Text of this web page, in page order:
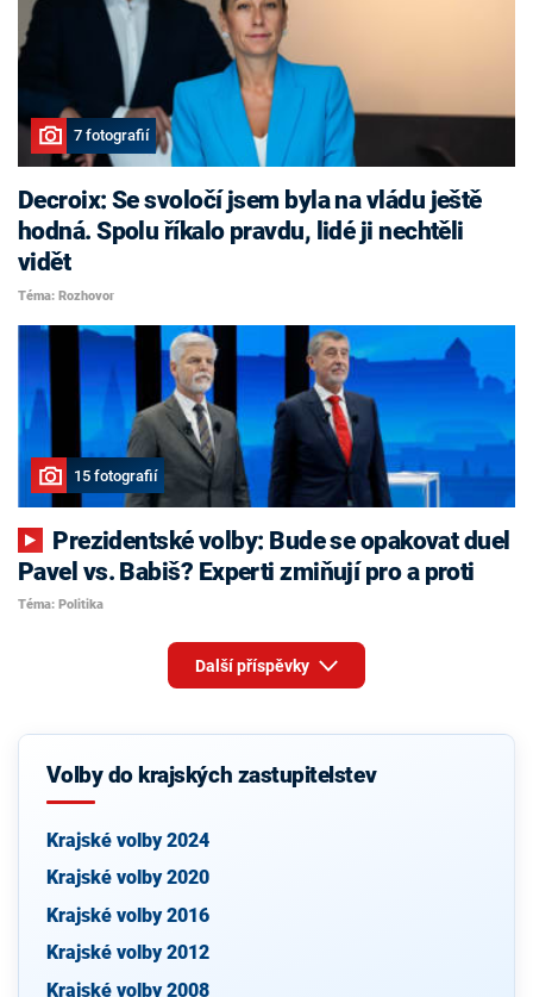
7 fotografií
Decroix: Se svoločí jsem byla na vládu ještě
hodná. Spolu říkalo pravdu, lidé ji nechtěli
vidět
Téma: Rozhovor
15 fotografií
Pavel vs. Babiš? Experti zmiňují pro a proti
Téma: Politika
Další příspěvky
Volby do krajských zastupitelstev
Krajské volby 2024
Krajské volby 2020
Krajské volby 2016
Krajské volby 2012
Krajské volby 2008